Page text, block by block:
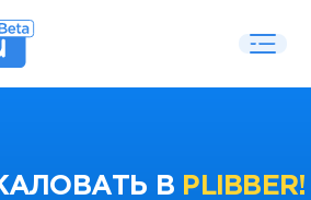
В PLIBBER!